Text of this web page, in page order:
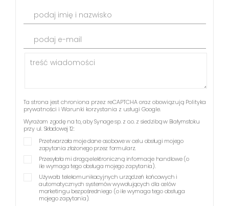
podaj imię i nazwisko
podaj e-mail
Ta strona jest chroniona przez reCAPTCHA oraz obowiązują Polityka
prywatności i Warunki korzystania z usługi Google.
Wyrażam zgodę na to, aby Synage sp. z o.o. z siedzibą w Białymstoku
przy ul. Składowej 12:
Przetwarzała moje dane osobowe w celu obsługi mojego
zapytania złożonego przez formularz.
Przesyłała mi drogą elektroniczną informacje handlowe (o
ile wymaga tego obsługa mojego zapytania).
Używała telekomunikacyjnych urządzeń końcowych i
automatycznych systemów wywołujących dla celów
marketingu bezpośredniego (o ile wymaga tego obsługa
mojego zapytania).